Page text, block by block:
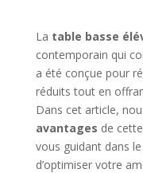
La table basse
contemporain qui
a été conçue pour
réduits tout en
Dans cet article,
avantages de
vous guidant dans
d’optimiser votre